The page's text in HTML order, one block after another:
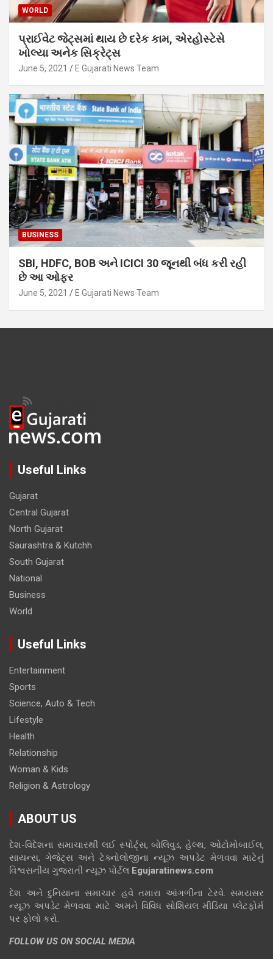
WORLD
પ્રાઈવેટ જેટ્સમાં થાય છે દરેક કામ, એરહોસ્ટેસે
ખોલ્યા અનેક સિક્રેટ્સ
June 5, 2021 E Gujarati News Team
BUSINESS
SBI, HDFC, BOB અને ICICI 30 જૂનથી બંધ કરી રહી
છે આ ઓફર
June 5, 2021 E Gujarati News Team
Useful Links
Gujarat
Central Gujarat
North Gujarat
Saurashtra & Kutchh
South Gujarat
National
Business
World
Useful Links
Entertainment
Sports
Science, Auto & Tech
Lifestyle
Health
Relationship
Woman & Kids
Religion & Astrology
ABOUT US
દેશ-વિદેશના સમાચારથી લઈ સ્પોર્ટ્સ, બોલિવુડ, હેલ્થ, ઓટોમોબાઈલ,
સાયન્સ, ગેજેટ્સ અને ટેક્નોલોજીના ન્યૂઝ અપડેટ મેળવવા માટેનું
વિશ્વસનીય ગુજરાતી ન્યૂઝ પોર્ટલ Egujaratinews.com
દેશ અને દુનિયાના સમાચાર હવે તમારા આંગળીના ટેરવે. સમયસર
ન્યૂઝ અપડેટ મેળવવા માટે અમને વિવિધ સોશિયલ મીડિયા પ્લેટફોર્મ
પર ફોલો કરો.
FOLLOW US ON SOCIAL MEDIA